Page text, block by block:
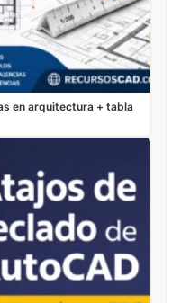
en arquitectura + tabla